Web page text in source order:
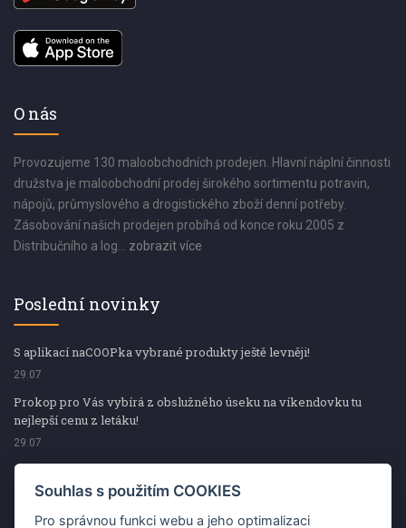
O nás
Provozujeme 130 maloobchodních prodejen. Hlavní náplní činnosti
družstva je maloobchodní prodej širokého sortimentu potravin,
nápojů, průmyslového a drogistického zboží denní potřeby.
Zásobování našich prodejen probíhá od konce roku 2005 z
Distribučního a log... zobrazit více
Poslední novinky
S aplikací naCOOPka vybrané produkty ještě levněji!
29.07
Prokop pro Vás vybírá z obslužného úseku na víkendovku tu
nejlepší cenu z letáku!
29.07
Prokop pro Vás vybírá z obslužného úseku na víkendovku tu
nejlepší cenu z letáku!
Souhlas s použitím COOKIES
Pro správnou funkci webu a jeho optimalizaci